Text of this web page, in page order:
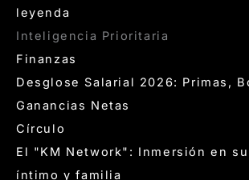
leyenda
Inteligencia Prioritaria
Finanzas
Desglose Salarial 2026: Primas,
Ganancias Netas
Círculo
El "KM Network": Inmersión en
íntimo y familia